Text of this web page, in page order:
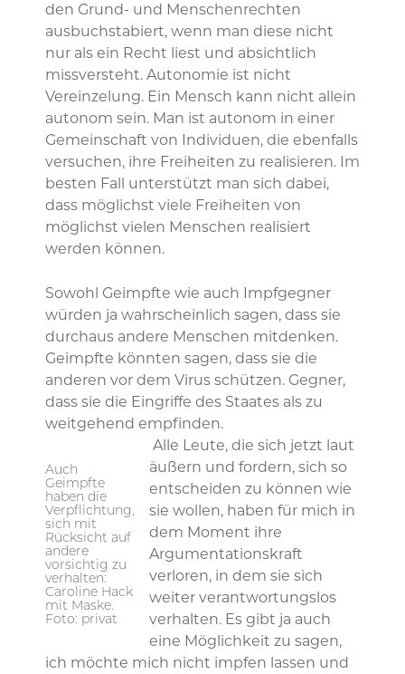
den Grund- und Menschenrechten
ausbuchstabiert, wenn man diese nicht
nur als ein Recht liest und absichtlich
missversteht. Autonomie ist nicht
Vereinzelung. Ein Mensch kann nicht allein
autonom sein. Man ist autonom in einer
Gemeinschaft von Individuen, die ebenfalls
versuchen, ihre Freiheiten zu realisieren. Im
besten Fall unterstützt man sich dabei,
dass möglichst viele Freiheiten von
möglichst vielen Menschen realisiert
werden können.
Sowohl Geimpfte wie auch Impfgegner
würden ja wahrscheinlich sagen, dass sie
durchaus andere Menschen mitdenken.
Geimpfte könnten sagen, dass sie die
anderen vor dem Virus schützen. Gegner,
dass sie die Eingriffe des Staates als zu
weitgehend empfinden.
Auch
Geimpfte
haben die
Verpflichtung,
sich mit
Rücksicht auf
andere
vorsichtig zu
verhalten:
Caroline Hack
mit Maske.
Foto: privat
Alle Leute, die sich jetzt laut
äußern und fordern, sich so
entscheiden zu können wie
sie wollen, haben für mich in
dem Moment ihre
Argumentationskraft
verloren, in dem sie sich
weiter verantwortungslos
verhalten. Es gibt ja auch
eine Möglichkeit zu sagen,
ich möchte mich nicht impfen lassen und